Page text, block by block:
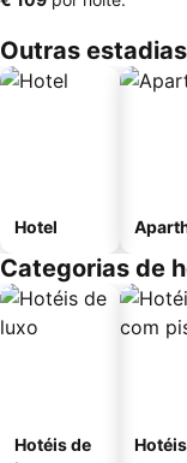
Outras
Hotel
Categorias de
Hotéis de
Hotéis